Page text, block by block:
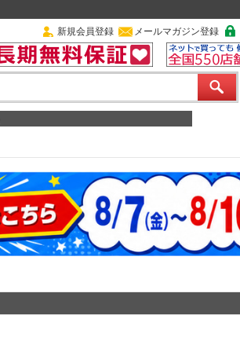
新規会員登録 メールマガジン登録